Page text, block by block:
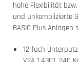
hohe Flexibilität
und unkomplizierte
BASIC Plus Anlagen
12 fach